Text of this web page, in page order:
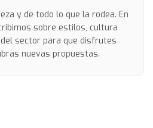
y de todo lo que la rodea. En
sobre estilos, cultura
sector para que disfrutes
nuevas propuestas.